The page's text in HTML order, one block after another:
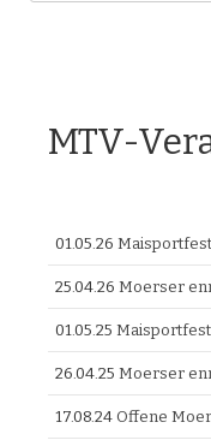
MTV-
01.05.26
25.04.26 Moerser
01.05.25 Maisportfest
26.04.25 Moerser
17.08.24 Offene